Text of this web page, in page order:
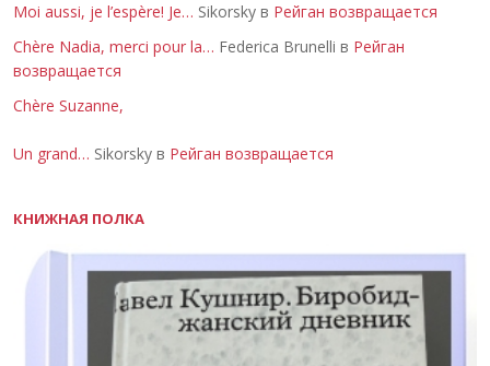
Moi aussi, je l’espère! Je… Sikorsky в Рейган возвращается
Chère Nadia, merci pour la… Federica Brunelli в Рейган
возвращается
Chère Suzanne,
Un grand… Sikorsky в Рейган возвращается
КНИЖНАЯ ПОЛКА